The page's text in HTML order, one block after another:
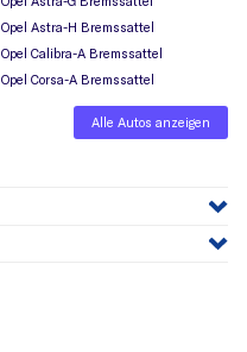
Opel Astra-H Bremssattel
Opel Calibra-A Bremssattel
Opel Corsa-A Bremssattel
Alle Autos anzeigen